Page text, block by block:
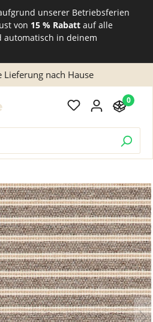
unserer Betriebsferien
von 15 % Rabatt auf alle
automatisch in deinem
Lieferung nach Hause
0